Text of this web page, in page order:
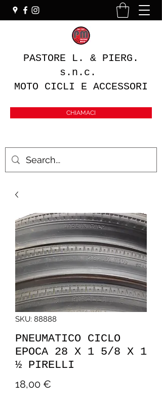
PASTORE L. & PIERG.
s.n.c.
MOTO CICLI E ACCESSORI
CHIAMACI
SKU: 88888
PNEUMATICO CICLO
EPOCA 28 X 1 5/8 X 1
½ PIRELLI
18,00 €